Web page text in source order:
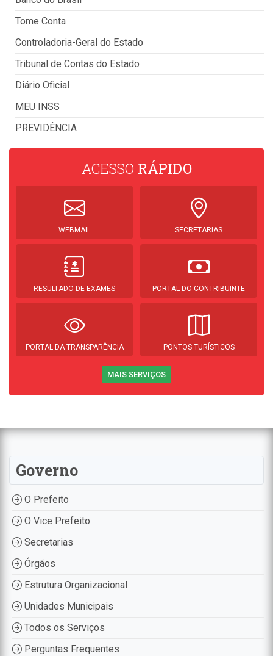
Tome Conta
Controladoria-Geral do Estado
Tribunal de Contas do Estado
Diário Oficial
MEU INSS
PREVIDÊNCIA
ACESSO RÁPIDO
WEBMAIL SECRETARIAS
RESULTADO DE EXAMES PORTAL DO CONTRIBUINTE
PORTAL DA TRANSPARÊNCIA PONTOS TURÍSTICOS
MAIS SERVIÇOS
Governo
O Prefeito
O Vice Prefeito
Secretarias
Órgãos
Estrutura Organizacional
Unidades Municipais
Todos os Serviços
Perguntas Frequentes